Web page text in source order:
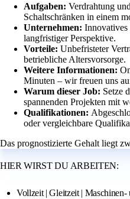
Aufgaben: Verdrahtung
Schaltschränken in einem
Unternehmen: Innovatives
langfristiger Perspektive.
Vorteile: Unbefristeter
betriebliche Altersvorsorge.
Weitere Informationen:
Minuten – wir freuen uns
Warum dieser Job: Setze
spannenden Projekten mit
Qualifikationen:
oder vergleichbare
Das prognostizierte Gehalt liegt
HIER WIRST DU ARBEITEN:
Vollzeit | Gleitzeit |